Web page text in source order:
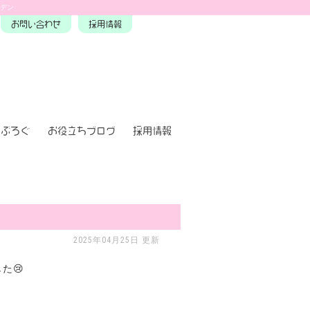
ン
お問い合わせ 採用情報
ぶろぐ お役立ちブログ 採用情報
2025年04月25日 更新
た😢